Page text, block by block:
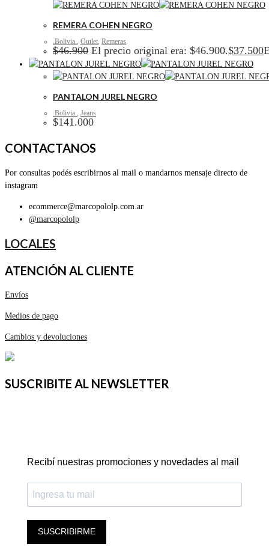
REMERA COHEN NEGRO
.Bolivia., Outlet, Remeras
$46.900 El precio original era: $46.900.$37.500
PANTALON JUREL NEGRO
.Bolivia., Jeans
$141.000
CONTACTANOS
Por consultas podés escribirnos al mail o mandarnos mensaje directo de
instagram
ecommerce@marcopololp.com.ar
@marcopololp
LOCALES
ATENCIÓN AL CLIENTE
Envíos
Medios de pago
Cambios y devoluciones
SUSCRIBITE AL NEWSLETTER
Recibí nuestras promociones y novedades al mail
SUSCRIBIRME